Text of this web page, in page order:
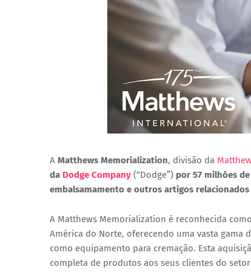
A Matthews Memorialization, divisão da
da Dodge Company (“Dodge”) por 57 milhões
embalsamamento e outros artigos relacionados
A Matthews Memorialization é reconhecida
América do Norte, oferecendo uma vasta
como equipamento para cremação. Esta
completa de produtos aos seus clientes do